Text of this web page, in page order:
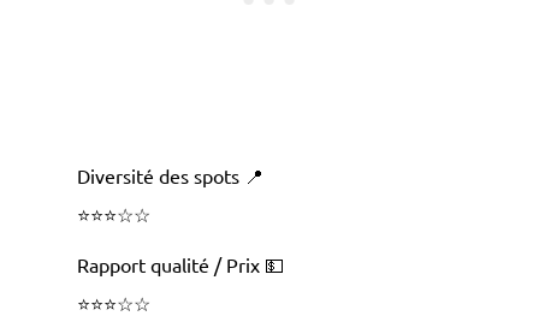
Diversité des spots 📍
⭐️⭐️⭐️☆☆
Rapport qualité / Prix 💵
⭐️⭐️⭐️☆☆